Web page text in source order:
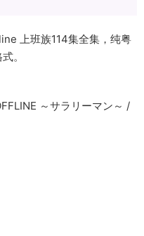
上班族114集全集，纯粤
。
～サラリーマン～ /